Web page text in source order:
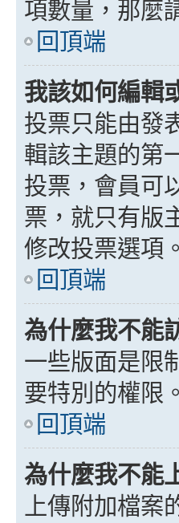
項數量，那麼
回頂端
我該如何編輯
投票只能由發
輯該主題的第
投票，會員可
票，就只有版
修改投票選項。
回頂端
為什麼我不能
一些版面是限
要特別的權限
回頂端
為什麼我不能
上傳附加檔